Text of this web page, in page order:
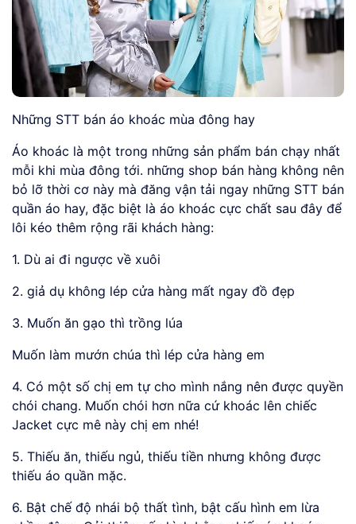
Những STT bán áo khoác mùa đông hay
Áo khoác là một trong những sản phẩm bán chạy nhất
mỗi khi mùa đông tới. những shop bán hàng không nên
bỏ lỡ thời cơ này mà đăng vận tải ngay những STT bán
quần áo hay, đặc biệt là áo khoác cực chất sau đây để
lôi kéo thêm rộng rãi khách hàng:
1. Dù ai đi ngược về xuôi
2. giả dụ không lép cửa hàng mất ngay đồ đẹp
3. Muốn ăn gạo thì trồng lúa
Muốn làm mướn chúa thì lép cửa hàng em
4. Có một số chị em tự cho mình nắng nên được quyền
chói chang. Muốn chói hơn nữa cứ khoác lên chiếc
Jacket cực mê này chị em nhé!
5. Thiếu ăn, thiếu ngủ, thiếu tiền nhưng không được
thiếu áo quần mặc.
6. Bật chế độ nhái bộ thất tình, bật cấu hình em lừa